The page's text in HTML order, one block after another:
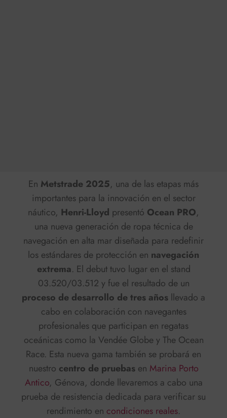
En Metstrade 2025, una de las etapas más
importantes para la innovación en el sector
náutico, Henri-Lloyd presentó Ocean PRO,
una nueva generación de ropa técnica de
navegación en alta mar diseñada para redefinir
los estándares de protección en navegación
extrema. El debut tuvo lugar en el stand
03.520/03.512 y fue el resultado de un
proceso de desarrollo de tres años llevado a
cabo en colaboración con navegantes
profesionales que participan en regatas
oceánicas como la Vendée Globe y The Ocean
Race. Esta nueva gama también se probará en
nuestro centro de pruebasen Marina Porto
Antico, Génova, donde llevaremos a cabo una
prueba de resistencia dedicada para verificar su
rendimiento en condiciones reales.